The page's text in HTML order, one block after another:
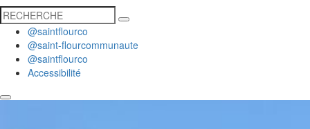
@saintflourco
@saint-flourcommunaute
@saintflourco
Accessibilité